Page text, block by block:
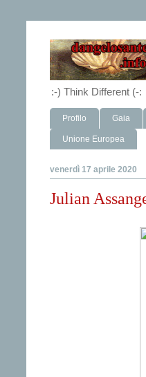
:-) Think Different (-:
Profilo Gaia
Unione Europea
venerdì 17 aprile 2020
Julian